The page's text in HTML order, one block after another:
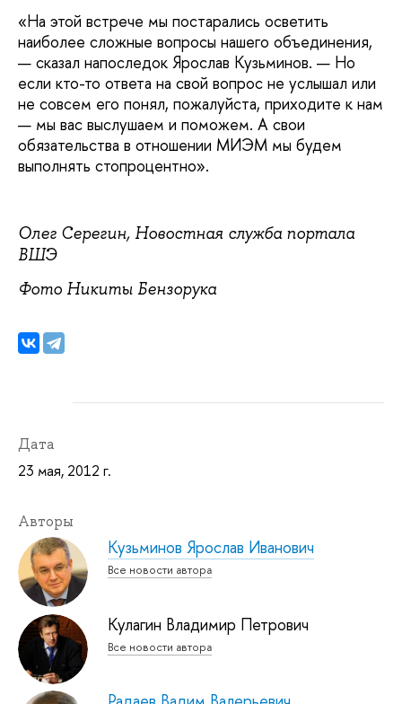
«На этой встрече мы постарались осветить
наиболее сложные вопросы нашего объединения,
— сказал напоследок Ярослав Кузьминов. — Но
если кто-то ответа на свой вопрос не услышал или
не совсем его понял, пожалуйста, приходите к нам
— мы вас выслушаем и поможем. А свои
обязательства в отношении МИЭМ мы будем
выполнять стопроцентно».
Олег Серегин, Новостная служба портала
ВШЭ
Фото Никиты Бензорука
Дата
23 мая, 2012 г.
Авторы
Кузьминов Ярослав Иванович
Все новости автора
Кулагин Владимир Петрович
Все новости автора